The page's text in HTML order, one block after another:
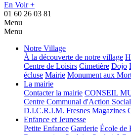
En Voir +
01 60 26 03 81
Menu
Menu
Notre Village
À la découverte de notre village
Centre de Loisirs Cimetière Dojo
écluse Mairie Monument aux
La mairie
Contacter la mairie CONSEIL
Centre Communal d'Action
D.I.C.R.I.M. Fresnes Magazines
Enfance et Jeunesse
Petite Enfance Garderie École de